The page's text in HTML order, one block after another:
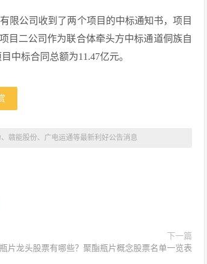
限公司收到了两个项目的中标通知书，项目
目二公司作为联合体牵头方中标通道侗族自
中标合同总额为11.47亿元。
赣能股份、广电运通等最新利好公告消息
下一篇
片龙头股票有哪些？聚酯瓶片概念股票名单一览表